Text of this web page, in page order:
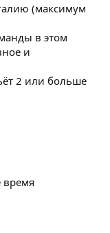
(максимум
в этом
и
2 или больше
время